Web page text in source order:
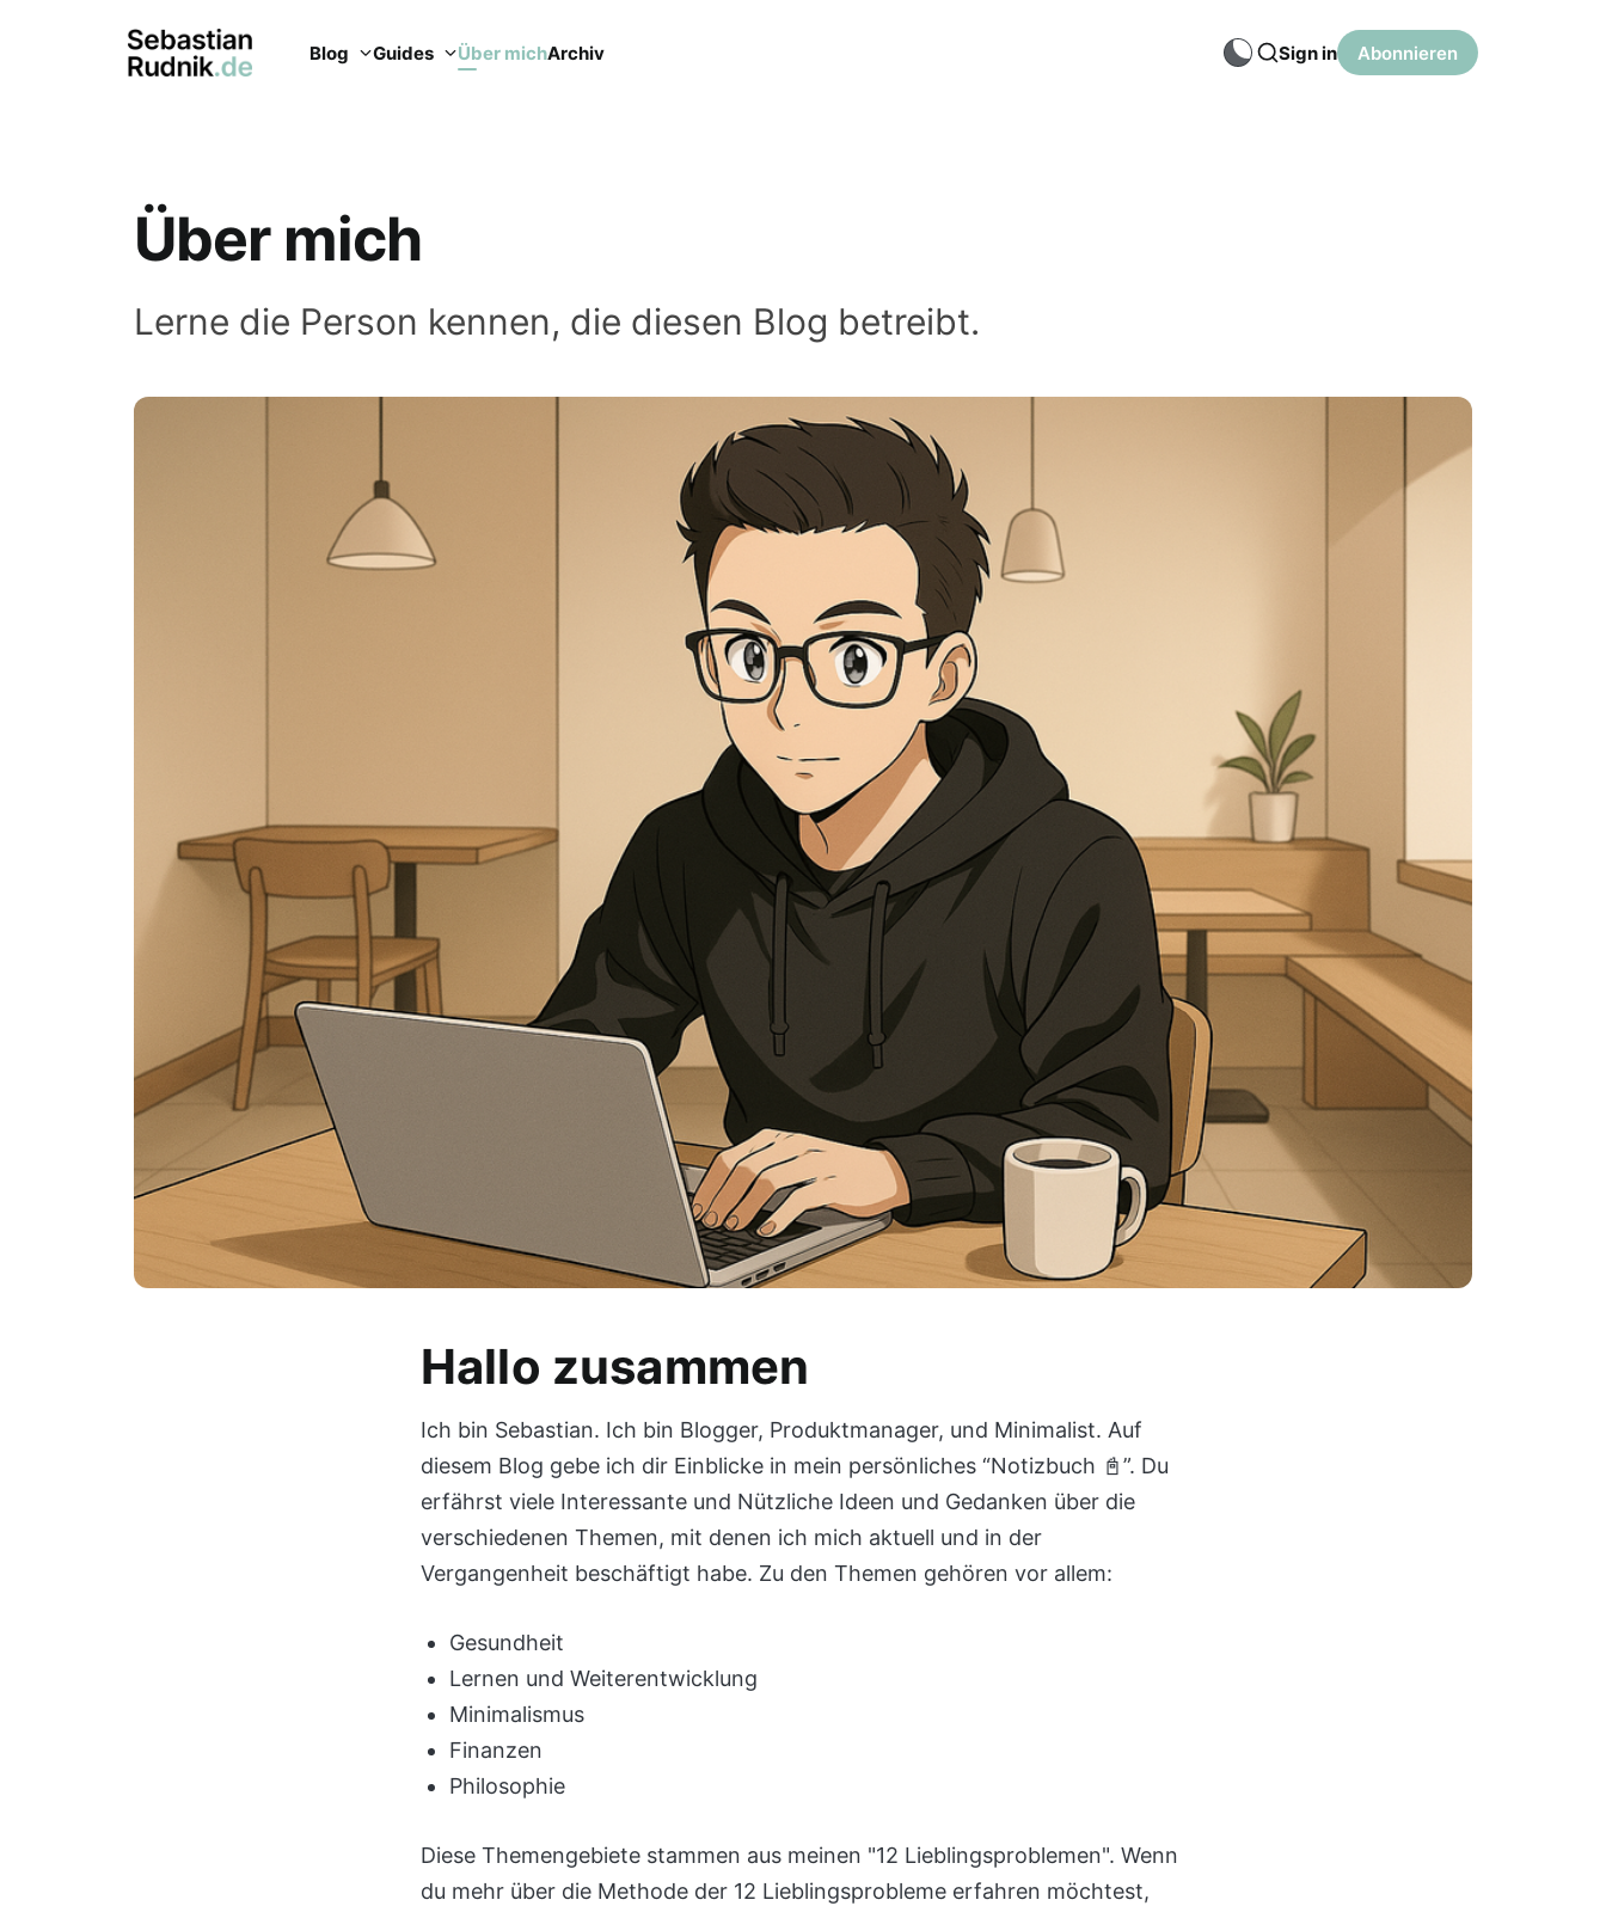
Blog Guides Über michArchiv Sign in Abonnieren
Über mich
Lerne die Person kennen, die diesen Blog betreibt.
Hallo zusammen
Ich bin Sebastian. Ich bin Blogger, Produktmanager, und Minimalist. Auf
diesem Blog gebe ich dir Einblicke in mein persönliches “Notizbuch 📓”. Du
erfährst viele Interessante und Nützliche Ideen und Gedanken über die
verschiedenen Themen, mit denen ich mich aktuell und in der
Vergangenheit beschäftigt habe. Zu den Themen gehören vor allem:
Gesundheit
Lernen und Weiterentwicklung
Minimalismus
Finanzen
Philosophie
Diese Themengebiete stammen aus meinen "12 Lieblingsproblemen". Wenn
du mehr über die Methode der 12 Lieblingsprobleme erfahren möchtest,